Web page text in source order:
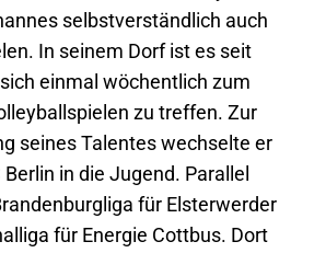
selbstverständlich auch
In seinem Dorf ist es seit
einmal wöchentlich zum
zu treffen. Zur
seines Talentes wechselte er
in die Jugend. Parallel
für Elsterwerder
für Energie Cottbus. Dort